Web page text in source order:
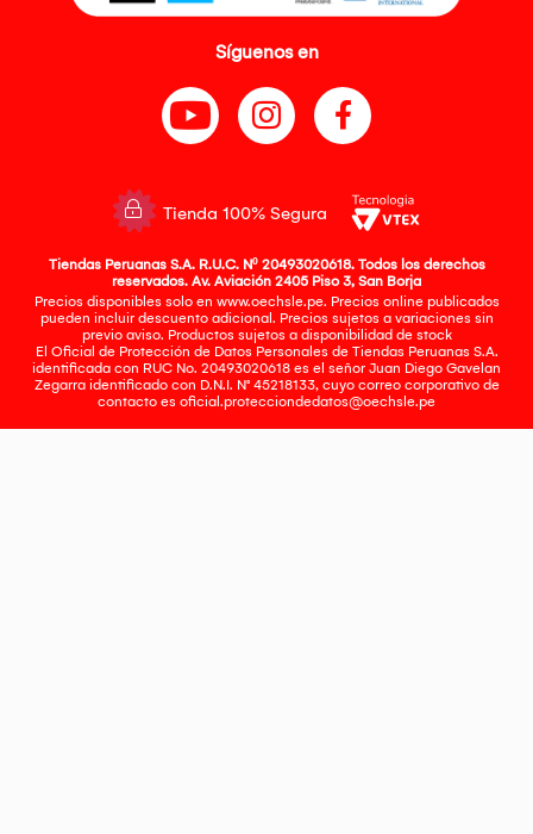
Síguenos en
Tienda 100% Segura
Tiendas Peruanas S.A. R.U.C. Nº 20493020618. Todos los derechos
reservados. Av. Aviación 2405 Piso 3, San Borja
Precios disponibles solo en www.oechsle.pe. Precios online publicados
pueden incluir descuento adicional. Precios sujetos a variaciones sin
previo aviso. Productos sujetos a disponibilidad de stock
El Oficial de Protección de Datos Personales de Tiendas Peruanas S.A.
identificada con RUC No. 20493020618 es el señor Juan Diego Gavelan
Zegarra identificado con D.N.I. N° 45218133, cuyo correo corporativo de
contacto es oficial.protecciondedatos@oechsle.pe